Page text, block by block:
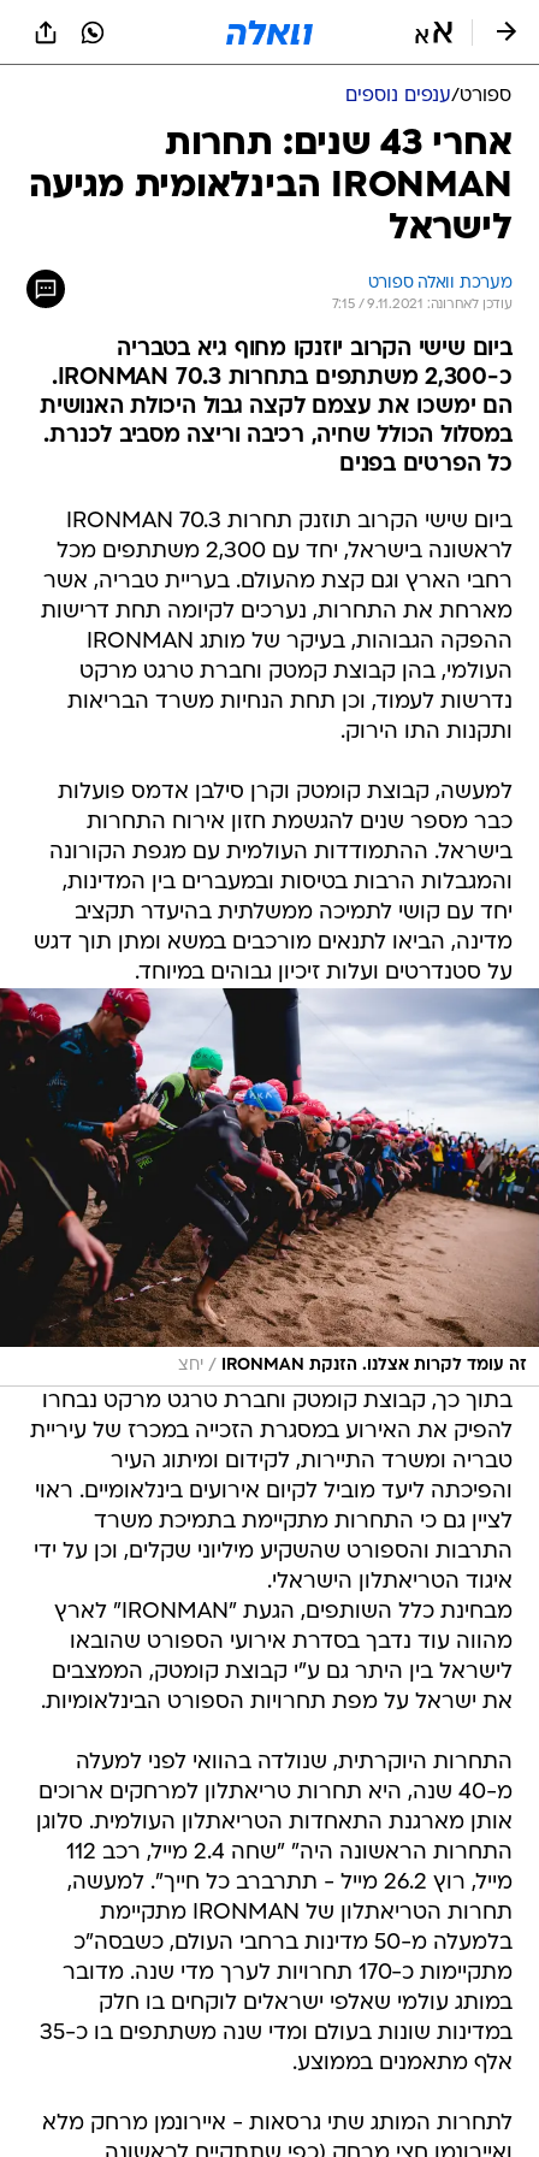
ספורט/ענפים נוספים
אחרי 43 שנים: תחרות
IRONMAN הבינלאומית מגיעה
לישראל
מערכת וואלה ספורט
עודכן לאחרונה: 9.11.2021 / 7:15
ביום שישי הקרוב יוזנקו מחוף גיא בטבריה
כ-2,300 משתתפים בתחרות 70.3 IRONMAN.
הם ימשכו את עצמם לקצה גבול היכולת האנושית
במסלול הכולל שחיה, רכיבה וריצה מסביב לכנרת.
כל הפרטים בפנים
ביום שישי הקרוב תוזנק תחרות 70.3 IRONMAN
לראשונה בישראל, יחד עם 2,300 משתתפים מכל
רחבי הארץ וגם קצת מהעולם. בעריית טבריה, אשר
מארחת את התחרות, נערכים לקיומה תחת דרישות
ההפקה הגבוהות, בעיקר של מותג IRONMAN
העולמי, בהן קבוצת קמטק וחברת טרגט מרקט
נדרשות לעמוד, וכן תחת הנחיות משרד הבריאות
ותקנות התו הירוק.
למעשה, קבוצת קומטק וקרן סילבן אדמס פועלות
כבר מספר שנים להגשמת חזון אירוח התחרות
בישראל. ההתמודדות העולמית עם מגפת הקורונה
והמגבלות הרבות בטיסות ובמעברים בין המדינות,
יחד עם קושי לתמיכה ממשלתית בהיעדר תקציב
מדינה, הביאו לתנאים מורכבים במשא ומתן תוך דגש
על סטנדרטים ועלות זיכיון גבוהים במיוחד.
זה עומד לקרות אצלנו. הזנקת IRONMAN / יחצ
בתוך כך, קבוצת קומטק וחברת טרגט מרקט נבחרו
להפיק את האירוע במסגרת הזכייה במכרז של עיריית
טבריה ומשרד התיירות, לקידום ומיתוג העיר
והפיכתה ליעד מוביל לקיום אירועים בינלאומיים. ראוי
לציין גם כי התחרות מתקיימת בתמיכת משרד
התרבות והספורט שהשקיע מיליוני שקלים, וכן על ידי
איגוד הטריאתלון הישראלי.
מבחינת כלל השותפים, הגעת "IRONMAN" לארץ
מהווה עוד נדבך בסדרת אירועי הספורט שהובאו
לישראל בין היתר גם ע"י קבוצת קומטק, הממצבים
את ישראל על מפת תחרויות הספורט הבינלאומיות.
התחרות היוקרתית, שנולדה בהוואי לפני למעלה
מ-40 שנה, היא תחרות טריאתלון למרחקים ארוכים
אותן מארגנת התאחדות הטריאתלון העולמית. סלוגן
התחרות הראשונה היה" "שחה 2.4 מייל, רכב 112
מייל, רוץ 26.2 מייל - תתרברב כל חייך". למעשה,
תחרות הטריאתלון של IRONMAN מתקיימת
בלמעלה מ-50 מדינות ברחבי העולם, כשבסה"כ
מתקיימות כ-170 תחרויות לערך מדי שנה. מדובר
במותג עולמי שאלפי ישראלים לוקחים בו חלק
במדינות שונות בעולם ומדי שנה משתתפים בו כ-35
אלף מתאמנים בממוצע.
לתחרות המותג שתי גרסאות - איירונמן מרחק מלא